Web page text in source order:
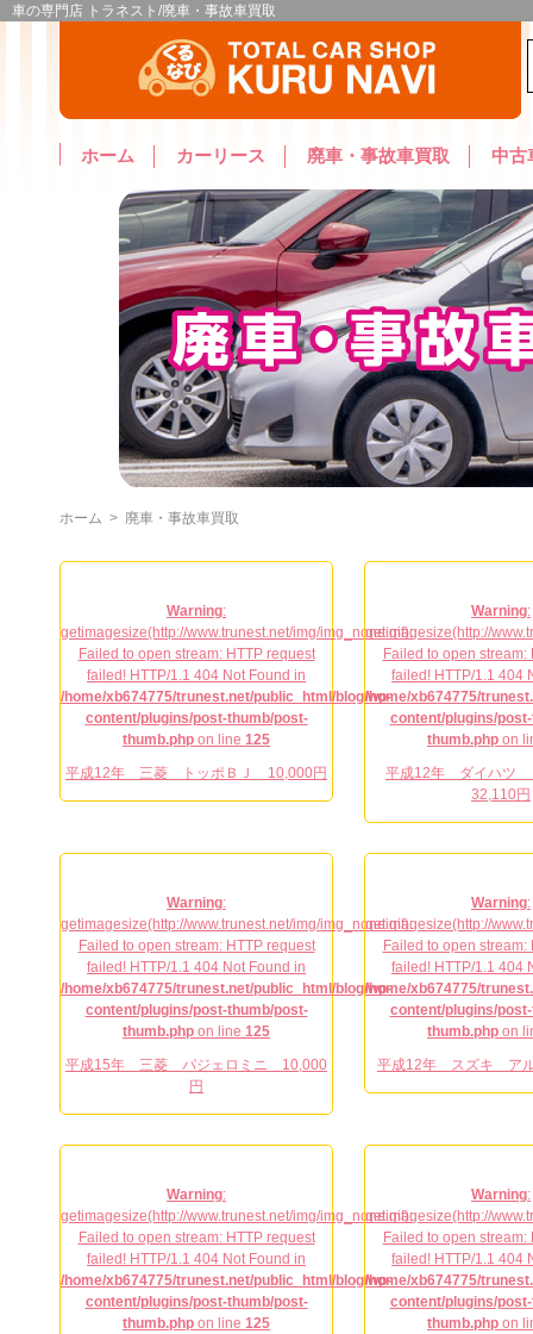
車の専門店 トラネスト/廃車・事故車買取
ホーム カーリース 廃車・事故車買取 中古
ホーム > 廃車・事故車買取
Warning:
getimagesize(http://www.trunest.net/img/img_none.gif):
Failed to open stream: HTTP request
failed! HTTP/1.1 404 Not Found in
/home/xb674775/trunest.net/public_html/blog/wp-
content/plugins/post-thumb/post-
thumb.php on line 125
平成12年 三菱 トッポＢＪ 10,000円
Warning:
getimagesize(http://
Failed to open stream:
failed! HTTP/1.1 404
/home/xb674775/
content/plugins/
thumb.php on
平成12年 ダイハツ
32,110円
Warning:
getimagesize(http://www.trunest.net/img/img_none.gif):
Failed to open stream: HTTP request
failed! HTTP/1.1 404 Not Found in
/home/xb674775/trunest.net/public_html/blog/wp-
content/plugins/post-thumb/post-
thumb.php on line 125
平成15年 三菱 パジェロミニ 10,000
円
Warning:
getimagesize(http://
Failed to open stream:
failed! HTTP/1.1 404
/home/xb674775/
content/plugins/
thumb.php on
平成12年 スズキ ア
Warning:
getimagesize(http://www.trunest.net/img/img_none.gif):
Failed to open stream: HTTP request
failed! HTTP/1.1 404 Not Found in
/home/xb674775/trunest.net/public_html/blog/wp-
content/plugins/post-thumb/post-
thumb.php on line 125
Warning:
getimagesize(http://
Failed to open stream:
failed! HTTP/1.1 404
/home/xb674775/
content/plugins/
thumb.php on